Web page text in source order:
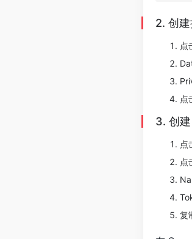
2. 创
点
点
3. 创
点
点
复